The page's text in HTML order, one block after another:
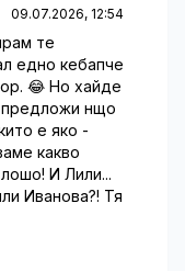
09.07.2026, 12:54
те
едно кебапче
😂 Но хайде
предложи нщо
е яко -
какво
И Лили...
Иванова?! Тя